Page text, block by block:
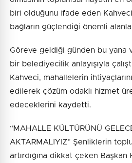
biri olduğunu ifade eden
bağların güçlendiği önemli
Göreve geldiği günden bu yana
bir belediyecilik anlayışıyla
Kahveci, mahallelerin
edilerek çözüm odaklı hizmet
edeceklerini kaydetti.
“MAHALLE KÜLTÜRÜNÜ
AKTARMALIYIZ” Şenliklerin
artırdığına dikkat çeken Başkan